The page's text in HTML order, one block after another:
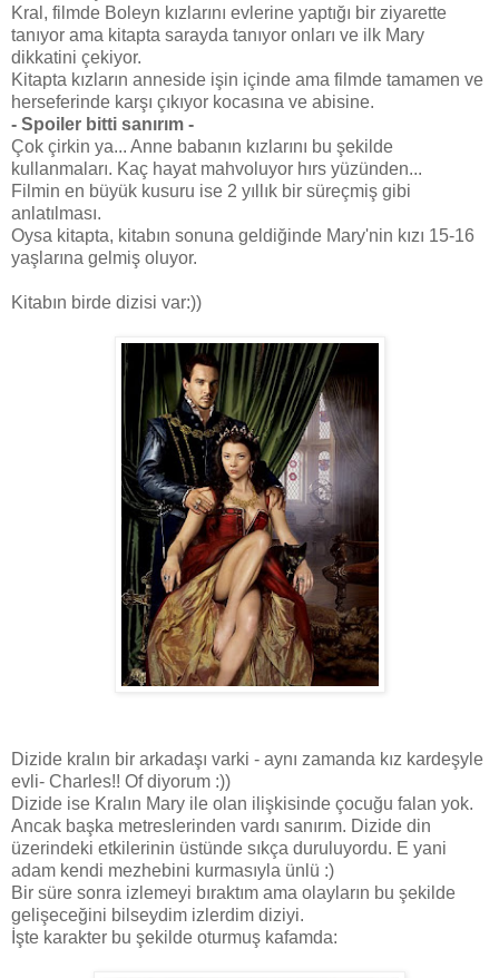
Kral, filmde Boleyn kızlarını evlerine yaptığı bir ziyarette
tanıyor ama kitapta sarayda tanıyor onları ve ilk Mary
dikkatini çekiyor.
Kitapta kızların anneside işin içinde ama filmde tamamen ve
herseferinde karşı çıkıyor kocasına ve abisine.
- Spoiler bitti sanırım -
Çok çirkin ya... Anne babanın kızlarını bu şekilde
kullanmaları. Kaç hayat mahvoluyor hırs yüzünden...
Filmin en büyük kusuru ise 2 yıllık bir süreçmiş gibi
anlatılması.
Oysa kitapta, kitabın sonuna geldiğinde Mary'nin kızı 15-16
yaşlarına gelmiş oluyor.
Kitabın birde dizisi var:))
Dizide kralın bir arkadaşı varki - aynı zamanda kız kardeşyle
evli- Charles!! Of diyorum :))
Dizide ise Kralın Mary ile olan ilişkisinde çocuğu falan yok.
Ancak başka metreslerinden vardı sanırım. Dizide din
üzerindeki etkilerinin üstünde sıkça duruluyordu. E yani
adam kendi mezhebini kurmasıyla ünlü :)
Bir süre sonra izlemeyi bıraktım ama olayların bu şekilde
gelişeceğini bilseydim izlerdim diziyi.
İşte karakter bu şekilde oturmuş kafamda: